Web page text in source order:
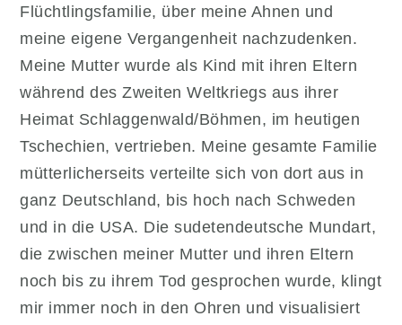
Flüchtlingsfamilie, über meine Ahnen und
meine eigene Vergangenheit nachzudenken.
Meine Mutter wurde als Kind mit ihren Eltern
während des Zweiten Weltkriegs aus ihrer
Heimat Schlaggenwald/Böhmen, im heutigen
Tschechien, vertrieben. Meine gesamte Familie
mütterlicherseits verteilte sich von dort aus in
ganz Deutschland, bis hoch nach Schweden
und in die USA. Die sudetendeutsche Mundart,
die zwischen meiner Mutter und ihren Eltern
noch bis zu ihrem Tod gesprochen wurde, klingt
mir immer noch in den Ohren und visualisiert